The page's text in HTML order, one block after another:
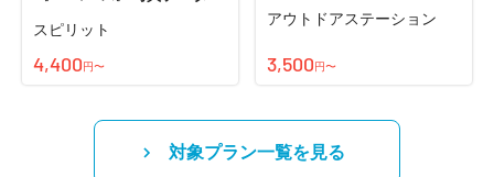
スピリット
4,400円〜
アウトドアステーション
3,500円〜
対象プラン一覧を見る